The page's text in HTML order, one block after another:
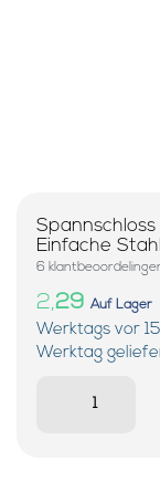
Einfache
6
2,29 Auf Lager
Werktags vor
Werktag